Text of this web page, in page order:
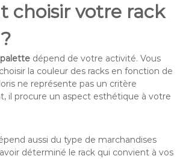
choisir votre rack
dépend de votre activité. Vous
la couleur des racks en fonction de
ne représente pas un critère
il procure un aspect esthétique à votre
aussi du type de marchandises
déterminé le rack qui convient à vos